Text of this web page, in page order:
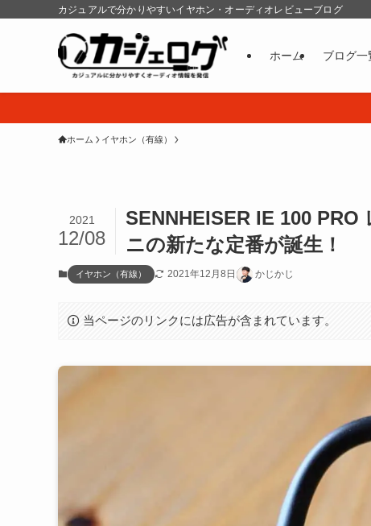
カジュアルで分かりやすいイヤホン・オーディオレビューブログ
ホーム ブログ一
ホーム イヤホン（有線）
SENNHEISER IE 100
ニの新たな定番が誕生！
2021
12/08
イヤホン（有線） 2021年12月8日 かじかじ
当ページのリンクには広告が含まれています。